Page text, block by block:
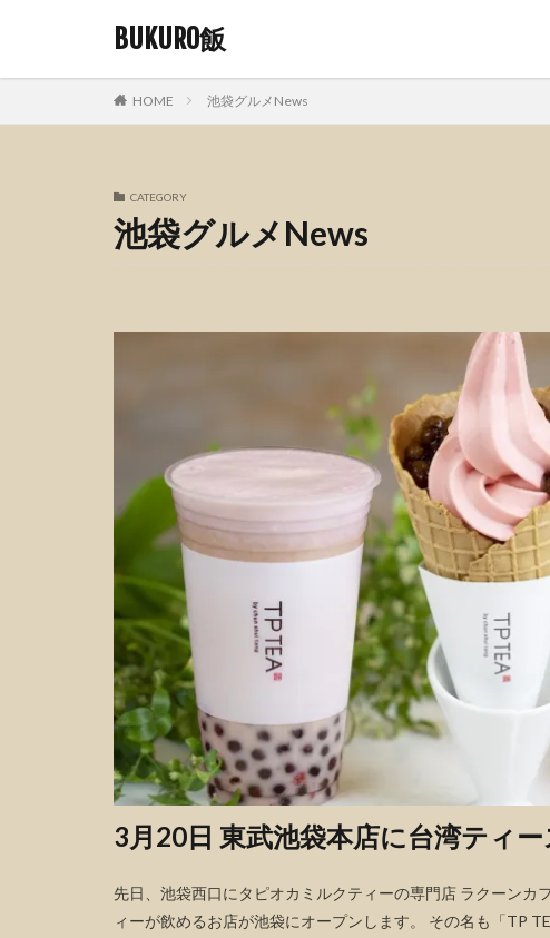
BUKURO飯
HOME 池袋グルメNews
CATEGORY
池袋グルメNews
3月20日 東武池袋本店に台湾ティ
先日、池袋西口にタピオカミルクティーの専門店 ラクーン
ィーが飲めるお店が池袋にオープンします。 その名も「TP